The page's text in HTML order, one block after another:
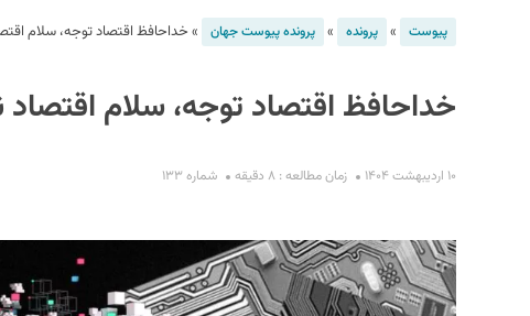
پیوست » پرونده » پرونده پیوست جهان » خداحافظ اقتصاد توجه، سلام
خداحافظ اقتصاد توجه، سلام
۱۰ اردیبهشت ۱۴۰۴ زمان مطالعه : ۸ دقیقه شماره ۱۳۳